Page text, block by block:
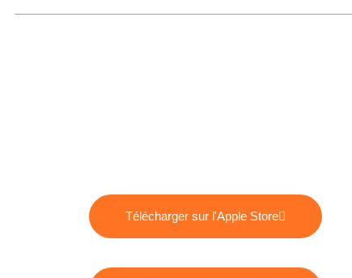
Télécharger sur l'Apple Store